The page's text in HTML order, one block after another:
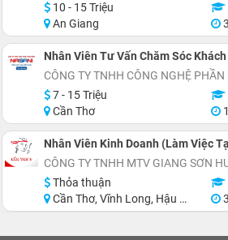
10 - 15 Triệu
An Giang
Nhân Viên Tư Vấn Chăm Sóc
CÔNG TY TNHH CÔNG NGHỆ
7 - 15 Triệu
Cần Thơ
Nhân Viên Kinh Doanh (Làm Việc
CÔNG TY TNHH MTV GIANG SƠN
Thỏa thuận
Cần Thơ, Vĩnh Long, Hậu Giang, Sóc Trăng